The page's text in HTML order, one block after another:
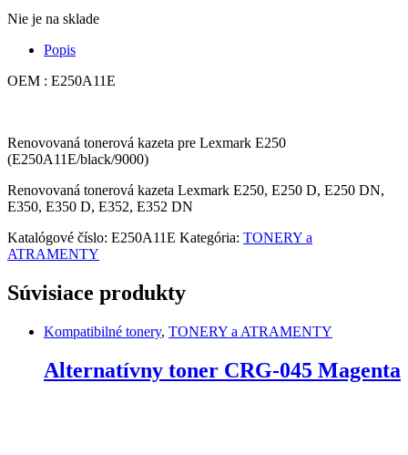
Nie je na sklade
Popis
OEM : E250A11E
Renovovaná tonerová kazeta pre Lexmark E250
(E250A11E/black/9000)
Renovovaná tonerová kazeta Lexmark E250, E250 D, E250 DN,
E350, E350 D, E352, E352 DN
Katalógové číslo: E250A11E Kategória: TONERY a
ATRAMENTY
Súvisiace produkty
Kompatibilné tonery, TONERY a ATRAMENTY
Alternatívny toner CRG-045 Magenta